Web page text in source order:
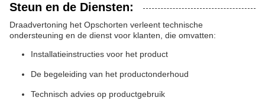
Steun en de Diensten:
Draadvertoning het Opschorten verleent technische
ondersteuning en de dienst voor klanten, die omvatten:
Installatieinstructies voor het product
De begeleiding van het productonderhoud
Technisch advies op productgebruik